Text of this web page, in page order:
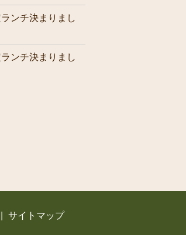
ンチ決まりまし
ンチ決まりまし
サイトマップ